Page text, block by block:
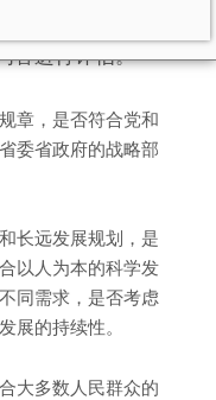
可行性、可控
容进行评估。
章，是否符合党和
委省政府的战略部
长远发展规划，是
以人为本的科学发
同需求，是否考虑
展的持续性。
大多数人民群众的